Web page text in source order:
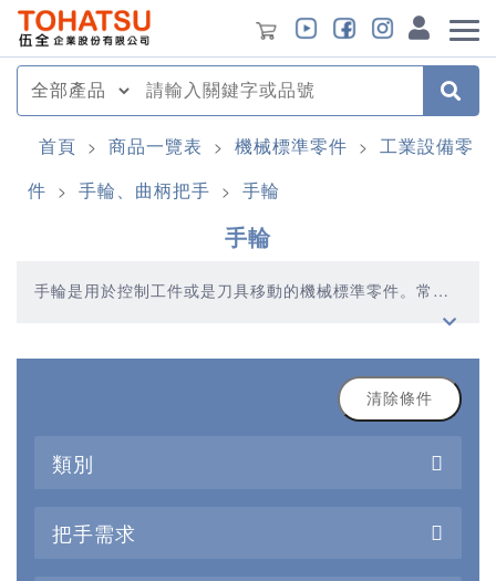
首頁 > 商品一覽表 > 機械標準零件 > 工業設備零
件 > 手輪、曲柄把手 > 手輪
手輪
手輪是用於控制工件或是刀具移動的機械標準零件。常見
清除條件
類別
把手需求